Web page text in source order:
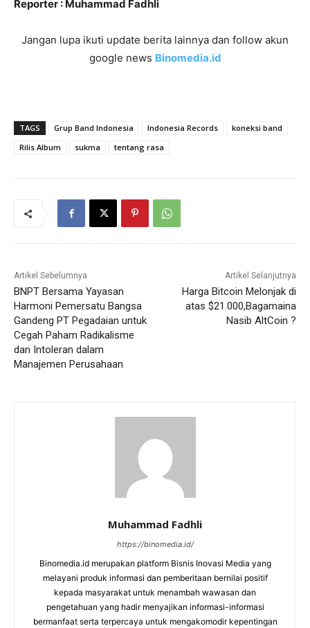
Reporter : Muhammad Fadhli
Jangan lupa ikuti update berita lainnya dan follow akun
google news Binomedia.id
TAGS Grup Band Indonesia Indonesia Records
koneksi band
Rilis Album
sukma tentang rasa
Artikel Sebelumnya
BNPT Bersama Yayasan
Harmoni Pemersatu Bangsa
Gandeng PT Pegadaian untuk
Cegah Paham Radikalisme
dan Intoleran dalam
Manajemen Perusahaan
Artikel Selanjutnya
Harga Bitcoin Melonjak di
atas $21.000,Bagamaina
Nasib AltCoin ?
Muhammad Fadhli
https://binomedia.id/
Binomedia.id merupakan platform Bisnis Inovasi Media yang
melayani produk informasi dan pemberitaan bernilai positif
kepada masyarakat untuk menambah wawasan dan
pengetahuan yang hadir menyajikan informasi-informasi
bermanfaat serta terpercaya untuk mengakomodir kepentingan